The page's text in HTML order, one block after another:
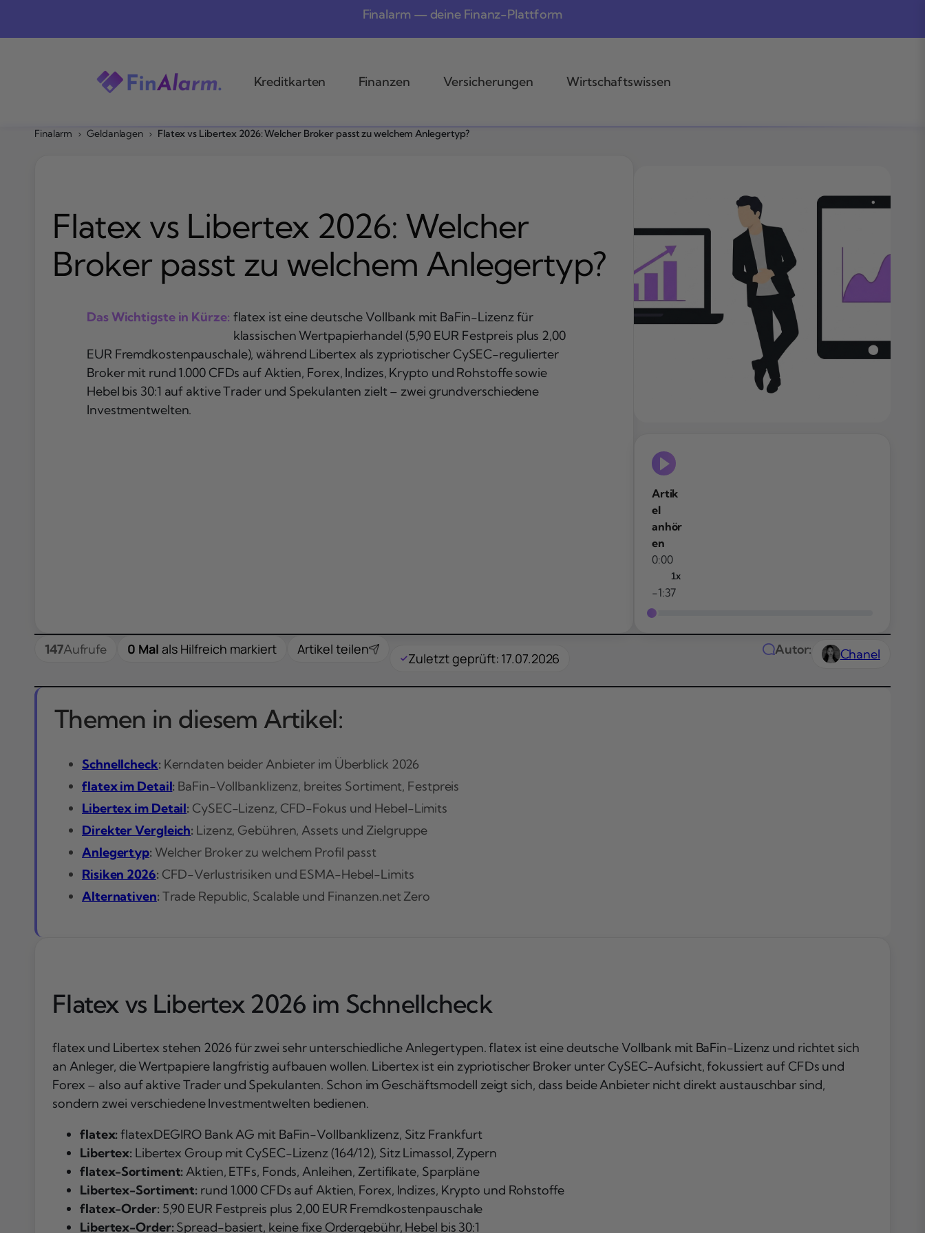
springen
Finalarm — deine Finanz-Plattform
Kreditkarten Finanzen Versicherungen Wirtschaftswissen
Finalarm › Geldanlagen › Flatex vs Libertex 2026: Welcher Broker passt zu welchem Anlegertyp?
Flatex vs Libertex 2026: Welcher
Broker passt zu welchem Anlegertyp?
Das Wichtigste in Kürze: flatex ist eine deutsche Vollbank mit BaFin-Lizenz für
klassischen Wertpapierhandel (5,90 EUR Festpreis plus 2,00
EUR Fremdkostenpauschale), während Libertex als zypriotischer CySEC-regulierter
Broker mit rund 1.000 CFDs auf Aktien, Forex, Indizes, Krypto und Rohstoffe sowie
Hebel bis 30:1 auf aktive Trader und Spekulanten zielt – zwei grundverschiedene
Investmentwelten.
Artik
el
anhör
en
0:00
1x
-1:37
147Aufrufe 0 Malals Hilfreich markiert Artikel teilen
Zuletzt geprüft: 17.07.2026
Autor: Chanel
Themen in diesem Artikel:
Schnellcheck: Kerndaten beider Anbieter im Überblick 2026
flatex im Detail: BaFin-Vollbanklizenz, breites Sortiment, Festpreis
Libertex im Detail: CySEC-Lizenz, CFD-Fokus und Hebel-Limits
Direkter Vergleich: Lizenz, Gebühren, Assets und Zielgruppe
Anlegertyp: Welcher Broker zu welchem Profil passt
Risiken 2026: CFD-Verlustrisiken und ESMA-Hebel-Limits
Alternativen: Trade Republic, Scalable und Finanzen.net Zero
Flatex vs Libertex 2026 im Schnellcheck
flatex und Libertex stehen 2026 für zwei sehr unterschiedliche Anlegertypen. flatex ist eine deutsche Vollbank mit BaFin-Lizenz und richtet sich
an Anleger, die Wertpapiere langfristig aufbauen wollen. Libertex ist ein zypriotischer Broker unter CySEC-Aufsicht, fokussiert auf CFDs und
Forex – also auf aktive Trader und Spekulanten. Schon im Geschäftsmodell zeigt sich, dass beide Anbieter nicht direkt austauschbar sind,
sondern zwei verschiedene Investmentwelten bedienen.
flatex:flatexDEGIRO Bank AG mit BaFin-Vollbanklizenz, Sitz Frankfurt
Libertex: Libertex Group mit CySEC-Lizenz (164/12), Sitz Limassol, Zypern
flatex-Sortiment:Aktien, ETFs, Fonds, Anleihen, Zertifikate, Sparpläne
Libertex-Sortiment: rund 1.000 CFDs auf Aktien, Forex, Indizes, Krypto und Rohstoffe
flatex-Order:5,90 EUR Festpreis plus 2,00 EUR Fremdkostenpauschale
Libertex-Order:Spread-basiert, keine fixe Ordergebühr, Hebel bis 30:1
Direkter